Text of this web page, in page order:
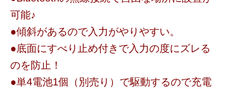
可能♪
●傾斜があるので入力がやりやすい。
●底面にすべり止め付きで入力の度にズレる
のを防止！
●単4電池1個（別売り）で駆動するので充電